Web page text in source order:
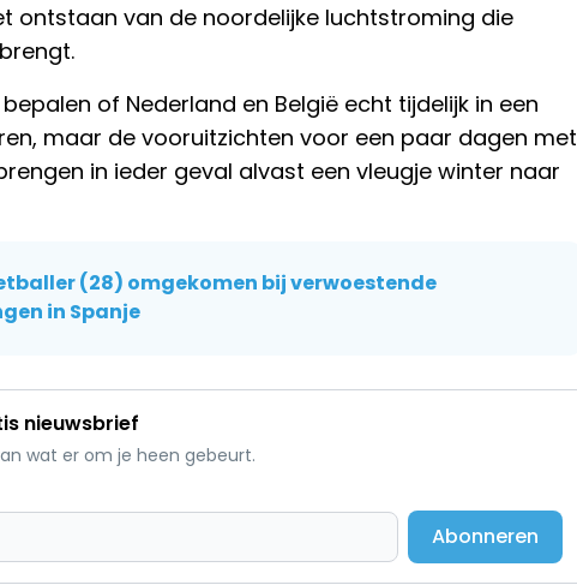
ontstaan van de noordelijke luchtstroming die
of Nederland en België echt tijdelijk in een
maar de vooruitzichten voor een paar dagen met
in ieder geval alvast een vleugje winter naar
(28) omgekomen bij verwoestende
in Spanje
nieuwsbrief
wat er om je heen gebeurt.
Abonneren